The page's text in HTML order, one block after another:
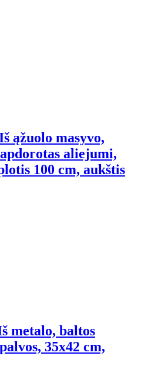
ąžuolo masyvo,
aliejumi,
100 cm, aukštis
metalo, baltos
35x42 cm,